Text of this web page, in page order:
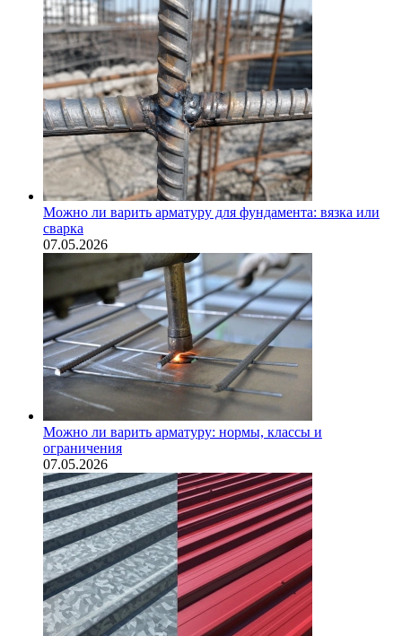
Можно ли варить арматуру для фундамента: вязка или
сварка
07.05.2026
Можно ли варить арматуру: нормы, классы и
ограничения
07.05.2026